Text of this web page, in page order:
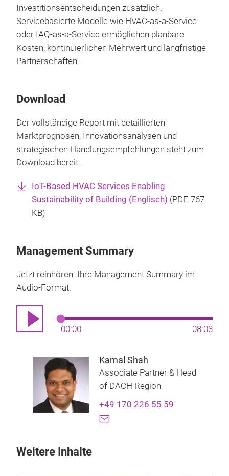
Investitionsentscheidungen zusätzlich.
Servicebasierte Modelle wie HVAC-as-a-Service
oder IAQ-as-a-Service ermöglichen planbare
Kosten, kontinuierlichen Mehrwert und langfristige
Partnerschaften.
Download
Der vollständige Report mit detaillierten
Marktprognosen, Innovationsanalysen und
strategischen Handlungsempfehlungen steht zum
Download bereit.
IoT-Based HVAC Services Enabling
Sustainability of Building (Englisch) (PDF, 767
KB)
Management Summary
Jetzt reinhören: Ihre Management Summary im
Audio-Format.
00:00 08:08
Kamal Shah
Associate Partner & Head
of DACH Region
+49 170 226 55 59
Weitere Inhalte